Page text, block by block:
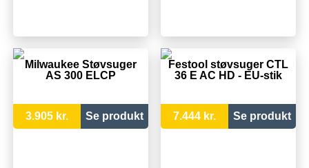
Milwaukee Støvsuger
AS 300 ELCP
3.905 kr. Se produkt
Festool støvsuger CTL
36 E AC HD - EU-stik
7.444 kr. Se produkt